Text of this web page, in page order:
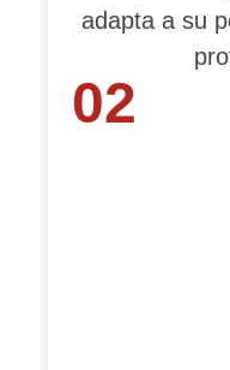
adapta a su
02